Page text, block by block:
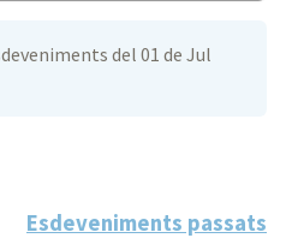
del 01 de Jul
Esdeveniments passats